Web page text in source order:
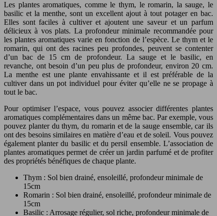
Les plantes aromatiques, comme le thym, le romarin, la sauge, le
basilic et la menthe, sont un excellent ajout à tout potager en bac.
Elles sont faciles à cultiver et ajoutent une saveur et un parfum
délicieux à vos plats. La profondeur minimale recommandée pour
les plantes aromatiques varie en fonction de l’espèce. Le thym et le
romarin, qui ont des racines peu profondes, peuvent se contenter
d’un bac de 15 cm de profondeur. La sauge et le basilic, en
revanche, ont besoin d’un peu plus de profondeur, environ 20 cm.
La menthe est une plante envahissante et il est préférable de la
cultiver dans un pot individuel pour éviter qu’elle ne se propage à
tout le bac.
Pour optimiser l’espace, vous pouvez associer différentes plantes
aromatiques complémentaires dans un même bac. Par exemple, vous
pouvez planter du thym, du romarin et de la sauge ensemble, car ils
ont des besoins similaires en matière d’eau et de soleil. Vous pouvez
également planter du basilic et du persil ensemble. L’association de
plantes aromatiques permet de créer un jardin parfumé et de profiter
des propriétés bénéfiques de chaque plante.
Thym : Sol bien drainé, ensoleillé, profondeur minimale de
15cm
Romarin : Sol bien drainé, ensoleillé, profondeur minimale de
15cm
Basilic : Arrosage régulier, sol riche, profondeur minimale de